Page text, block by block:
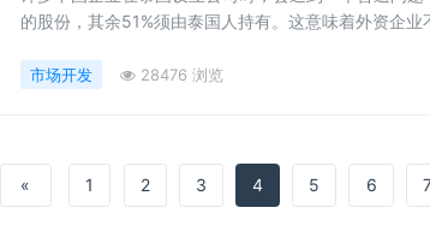
的股份，其余51%须由泰国人持有。这意味着外资企
市场开发 28476 浏览
« 1 2 3 4 5 6